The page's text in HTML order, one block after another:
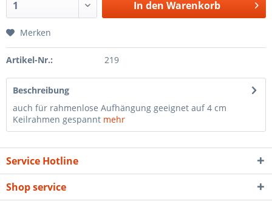
In den Warenkorb
Merken
Artikel-Nr.: 219
Beschreibung
auch für rahmenlose Aufhängung geeignet auf 4 cm
Keilrahmen gespannt mehr
Service Hotline
Shop service